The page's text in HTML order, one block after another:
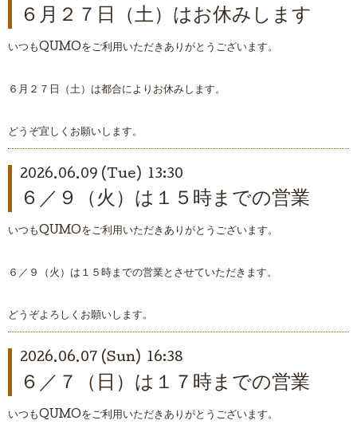
６月２７日（土）はお休みします
いつもQUMOをご利用いただきありがとうございます。
６月２７日（土）は都合によりお休みします。
どうぞ宜しくお願いします。
2026.06.09 (Tue) 13:30
６／９（火）は１５時までの営業
いつもQUMOをご利用いただきありがとうございます。
６／９（火）は１５時までの営業とさせていただきます。
どうぞよろしくお願いします。
2026.06.07 (Sun) 16:38
６／７（日）は１７時までの営業
いつもQUMOをご利用いただきありがとうございます。